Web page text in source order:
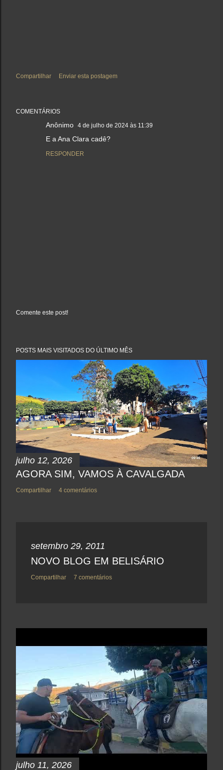
Compartilhar Enviar esta postagem
COMENTÁRIOS
Anônimo 4 de julho de 2024 às 11:39
E a Ana Clara cadê?
RESPONDER
a
u
e
n
t
á
r
i
o
Comente este post!
POSTS MAIS VISITADOS DO ÚLTIMO MÊS
julho 12, 2026
AGORA SIM, VAMOS À CAVALGADA
Compartilhar 4 comentários
setembro 29, 2011
NOVO BLOG EM BELISÁRIO
Compartilhar 7 comentários
julho 11, 2026